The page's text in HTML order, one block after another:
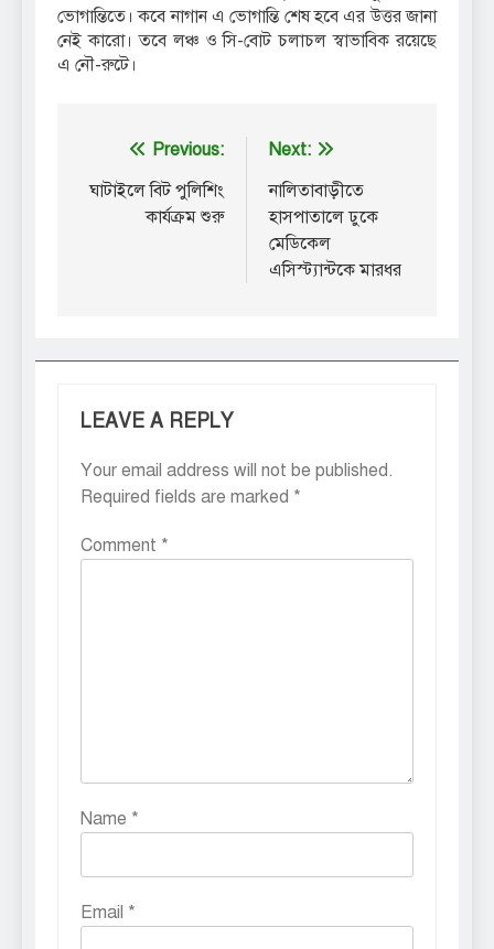
ভোগান্তিতে। কবে নাগান এ ভোগান্তি শেষ হবে এর উত্তর জানা
নেই কারো। তবে লঞ্চ ও সি-বোট চলাচল স্বাভাবিক রয়েছে
এ নৌ-রুটে।
Post
navigation
Previous:
ঘাটাইলে বিট পুলিশিং
কার্যক্রম শুরু
Next:
নালিতাবাড়ীতে
হাসপাতালে ঢুকে
মেডিকেল
এসিস্ট্যান্টকে মারধর
LEAVE A REPLY
Your email address will not be published.
Required fields are marked *
Comment *
Name *
Email *